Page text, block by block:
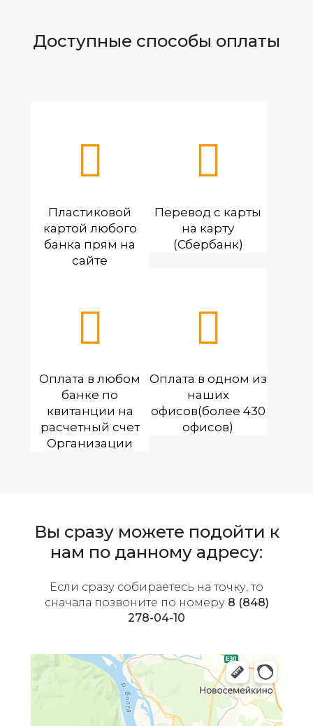
Доступные способы оплаты
Пластиковой
картой любого
банка прям на
сайте
Перевод с карты
на карту
(Сбербанк)
Оплата в любом
банке по
квитанции на
расчетный счет
Организации
Оплата в одном из
наших
офисов(более 430
офисов)
Вы сразу можете подойти к
нам по данному адресу:
Если сразу собираетесь на точку, то
сначала позвоните по номеру 8 (848)
278-04-10